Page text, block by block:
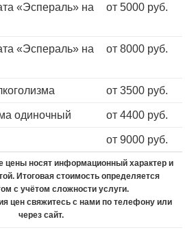
«Эспераль» на
от 5000 руб.
«Эспераль» на
от 8000 руб.
от 3500 руб.
одиночный от 4400 руб.
от 9000 руб.
цены носят информационный характер и
Итоговая стоимость определяется
с учётом сложности услуги.
цен свяжитесь с нами по телефону или
через сайт.